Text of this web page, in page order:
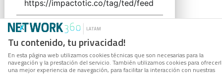
Tu contenido, tu privacidad!
En esta página web utilizamos cookies técnicas que son necesarias para la
navegación y la prestación del servicio. También utilizamos cookies para
una mejor experiencia de navegación, para facilitar la interacción con nuestras
COPIAR ENLACE